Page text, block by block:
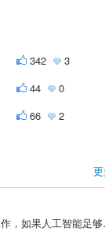
342 3
44 0
66 2
> 现在可能有1亿人干着铁人三项